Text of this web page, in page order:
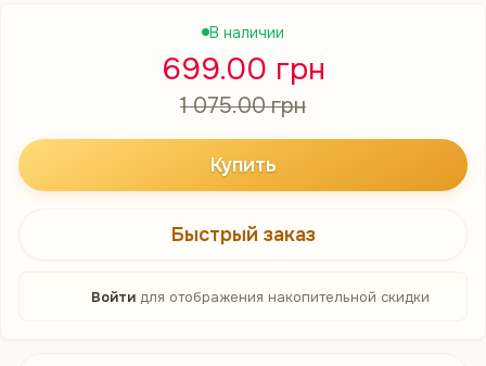
В наличии
699.00 грн
1 075.00 грн
Купить
Быстрый заказ
Войти для отображения накопительной скидки